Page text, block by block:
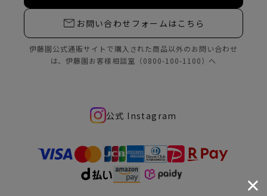
お問い合わせフォームはこちら
伊藤園公式通販サイトで購入された商品以外のお問い合わせ
は、伊藤園お客様相談室（0800-100-1100）へ
公式 Instagram